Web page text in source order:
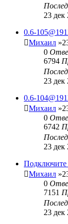
23 дек
0.6-
Михаил
0
6794
23 дек
0.6-
Михаил
0
6742
23 дек
Михаил
0
7151
23 дек